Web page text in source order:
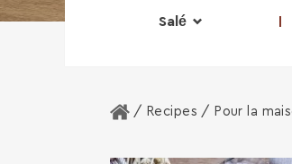
Salé
Home
/ Recipes / Pour la